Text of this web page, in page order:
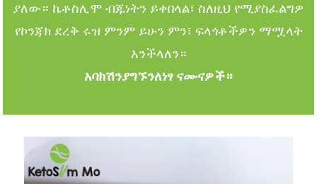
ያለው። ኬቶስሊሞ ብጁነትን ይቀበላል፣ ስለዚህ የሚያስፈልግዎ
የኮንጃክ ደረቅ ሩዝ ምንም ይሁን ምን፣ ፍላጎቶችዎን ማሟላት
እንችላለን።
አባክሽንያግኙንለነፃ ናሙናዎች።